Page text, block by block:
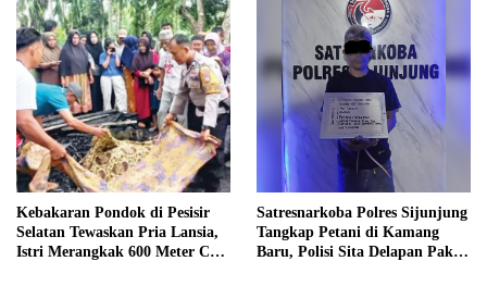
Kebakaran Pondok di Pesisir
Selatan Tewaskan Pria Lansia,
Istri Merangkak 600 Meter Cari
Satresnarkoba Polres Sijunjung
Tangkap Petani di Kamang
Baru, Polisi Sita Delapan Paket